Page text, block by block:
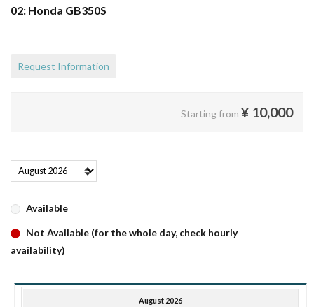
02: Honda GB350S
Request Information
Starting from ¥ 10,000
Available
Not Available (for the whole day, check hourly
availability)
August 2026